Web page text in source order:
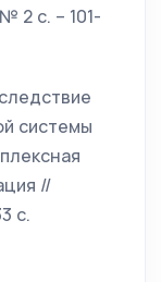
2 с. – 101-
системы
//
с.